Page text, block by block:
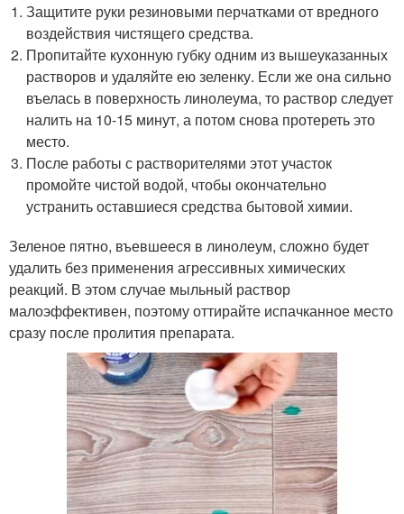
Защитите руки резиновыми перчатками от вредного
воздействия чистящего средства.
Пропитайте кухонную губку одним из вышеуказанных
растворов и удаляйте ею зеленку. Если же она сильно
въелась в поверхность линолеума, то раствор следует
налить на 10-15 минут, а потом снова протереть это
место.
После работы с растворителями этот участок
промойте чистой водой, чтобы окончательно
устранить оставшиеся средства бытовой химии.
Зеленое пятно, въевшееся в линолеум, сложно будет
удалить без применения агрессивных химических
реакций. В этом случае мыльный раствор
малоэффективен, поэтому оттирайте испачканное место
сразу после пролития препарата.